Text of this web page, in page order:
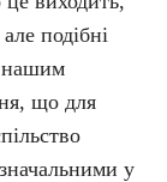
подібні
нашим
що для
у